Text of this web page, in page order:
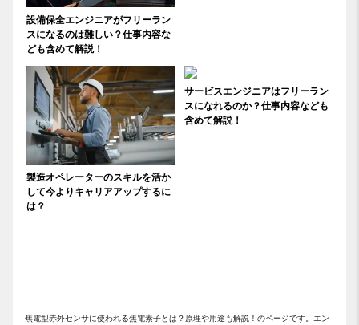
設備保全エンジニアがフリーラン
スになるのは難しい？仕事内容な
ども含めて解説！
製造オペレーターのスキルを活か
して今よりキャリアアップするに
は？
サービスエンジニアはフリーラン
スになれるのか？仕事内容なども
含めて解説！
焦電型赤外センサに使われる焦電素子とは？原理や用途も解説！のページです。エン